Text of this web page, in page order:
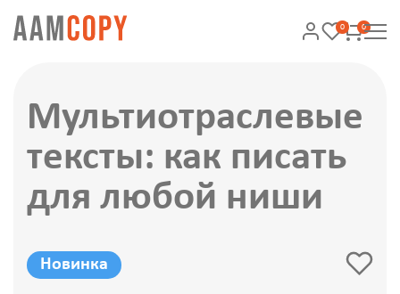
0 0
Мультиотраслевые
тексты: как писать
для любой ниши
Новинка